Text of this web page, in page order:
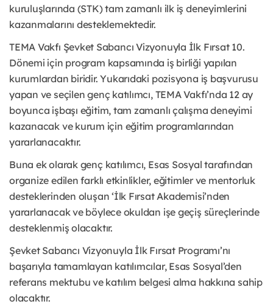
kuruluşlarında (STK) tam zamanlı ilk iş deneyimlerini
kazanmalarını desteklemektedir.
TEMA Vakfı Şevket Sabancı Vizyonuyla İlk Fırsat 10.
Dönemi için program kapsamında iş birliği yapılan
kurumlardan biridir. Yukarıdaki pozisyona iş başvurusu
yapan ve seçilen genç katılımcı, TEMA Vakfı’nda 12 ay
boyunca işbaşı eğitim, tam zamanlı çalışma deneyimi
kazanacak ve kurum için eğitim programlarından
yararlanacaktır.
Buna ek olarak genç katılımcı, Esas Sosyal tarafından
organize edilen farklı etkinlikler, eğitimler ve mentorluk
desteklerinden oluşan ‘İlk Fırsat Akademisi’nden
yararlanacak ve böylece okuldan işe geçiş süreçlerinde
desteklenmiş olacaktır.
Şevket Sabancı Vizyonuyla İlk Fırsat Programı’nı
başarıyla tamamlayan katılımcılar, Esas Sosyal’den
referans mektubu ve katılım belgesi alma hakkına sahip
olacaktır.